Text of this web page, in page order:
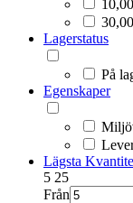
Lagerstatus
På
Egenskaper
Lägsta
5 25
Från